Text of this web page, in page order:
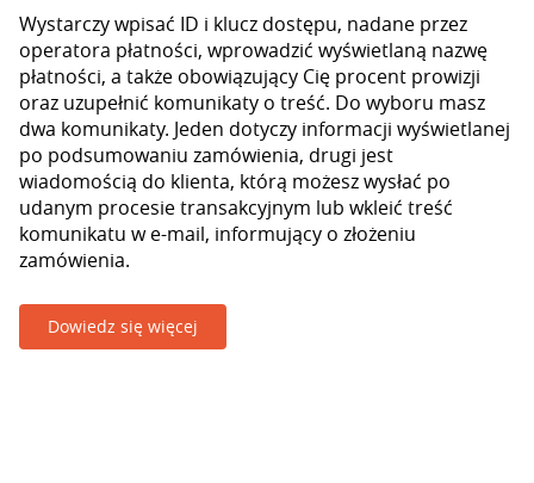
Wystarczy wpisać ID i klucz dostępu, nadane przez
operatora płatności, wprowadzić wyświetlaną nazwę
płatności, a także obowiązujący Cię procent prowizji
oraz uzupełnić komunikaty o treść. Do wyboru masz
dwa komunikaty. Jeden dotyczy informacji wyświetlanej
po podsumowaniu zamówienia, drugi jest
wiadomością do klienta, którą możesz wysłać po
udanym procesie transakcyjnym lub wkleić treść
komunikatu w e-mail, informujący o złożeniu
zamówienia.
Dowiedz się więcej